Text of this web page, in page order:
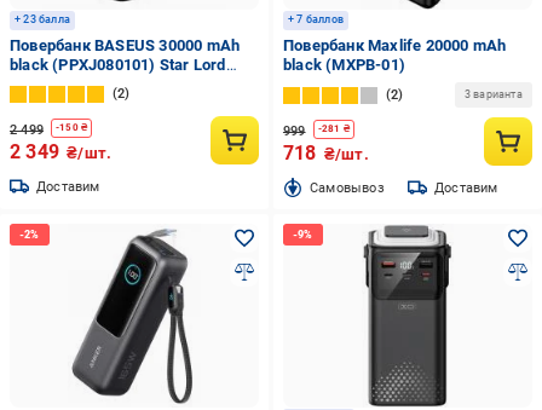
+ 23 балла
Повербанк BASEUS 30000 mAh
black (PPXJ080101) Star Lord
Display
2
2 499 -150₴
2 349 ₴/шт.
Доставим
+ 7 баллов
Повербанк Maxlife 20000 mAh
black (MXPB-01)
2 3 варианта
999 -281 ₴
718 ₴/шт.
Cамовывоз Доставим